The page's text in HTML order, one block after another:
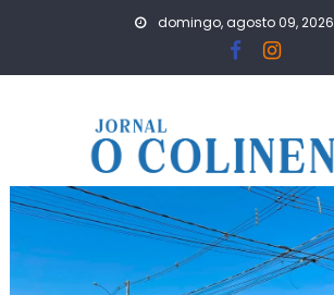
domingo, agosto 09, 2026